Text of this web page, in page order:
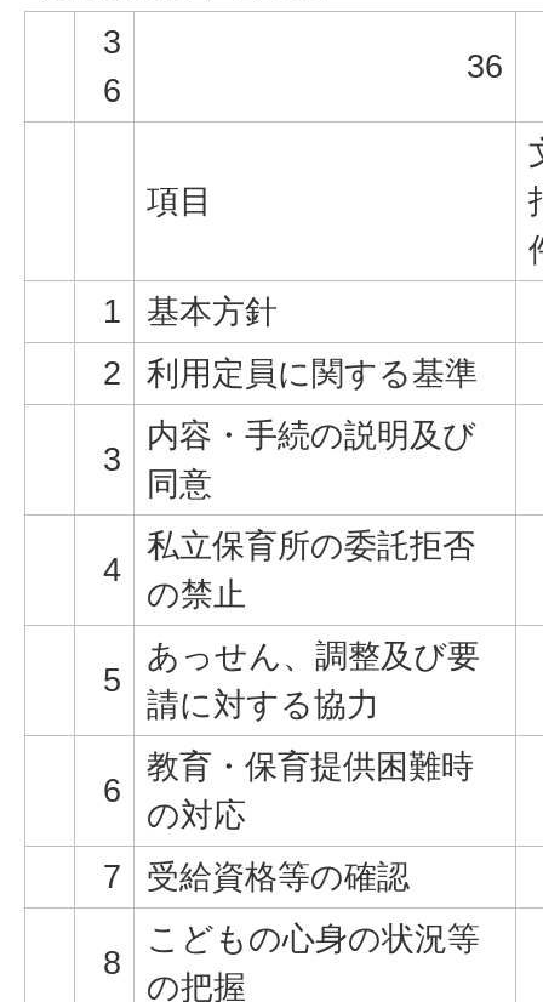
3
6
36
項目
1
基本方針
2
利用定員に関する基準
3
内容・手続の説明及び
同意
4
私立保育所の委託拒否
の禁止
5
あっせん、調整及び要
請に対する協力
6
教育・保育提供困難時
の対応
7
受給資格等の確認
8
こどもの心身の状況等
の把握